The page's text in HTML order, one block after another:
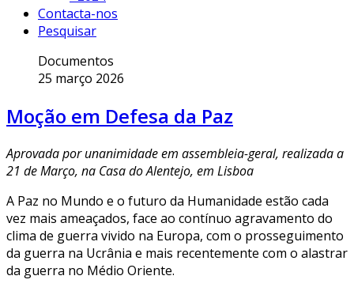
Contacta-nos
Pesquisar
Documentos
25 março 2026
Moção em Defesa da Paz
Aprovada por unanimidade em assembleia-geral, realizada a
21 de Março, na Casa do Alentejo, em Lisboa
A Paz no Mundo e o futuro da Humanidade estão cada
vez mais ameaçados, face ao contínuo agravamento do
clima de guerra vivido na Europa, com o prosseguimento
da guerra na Ucrânia e mais recentemente com o alastrar
da guerra no Médio Oriente.